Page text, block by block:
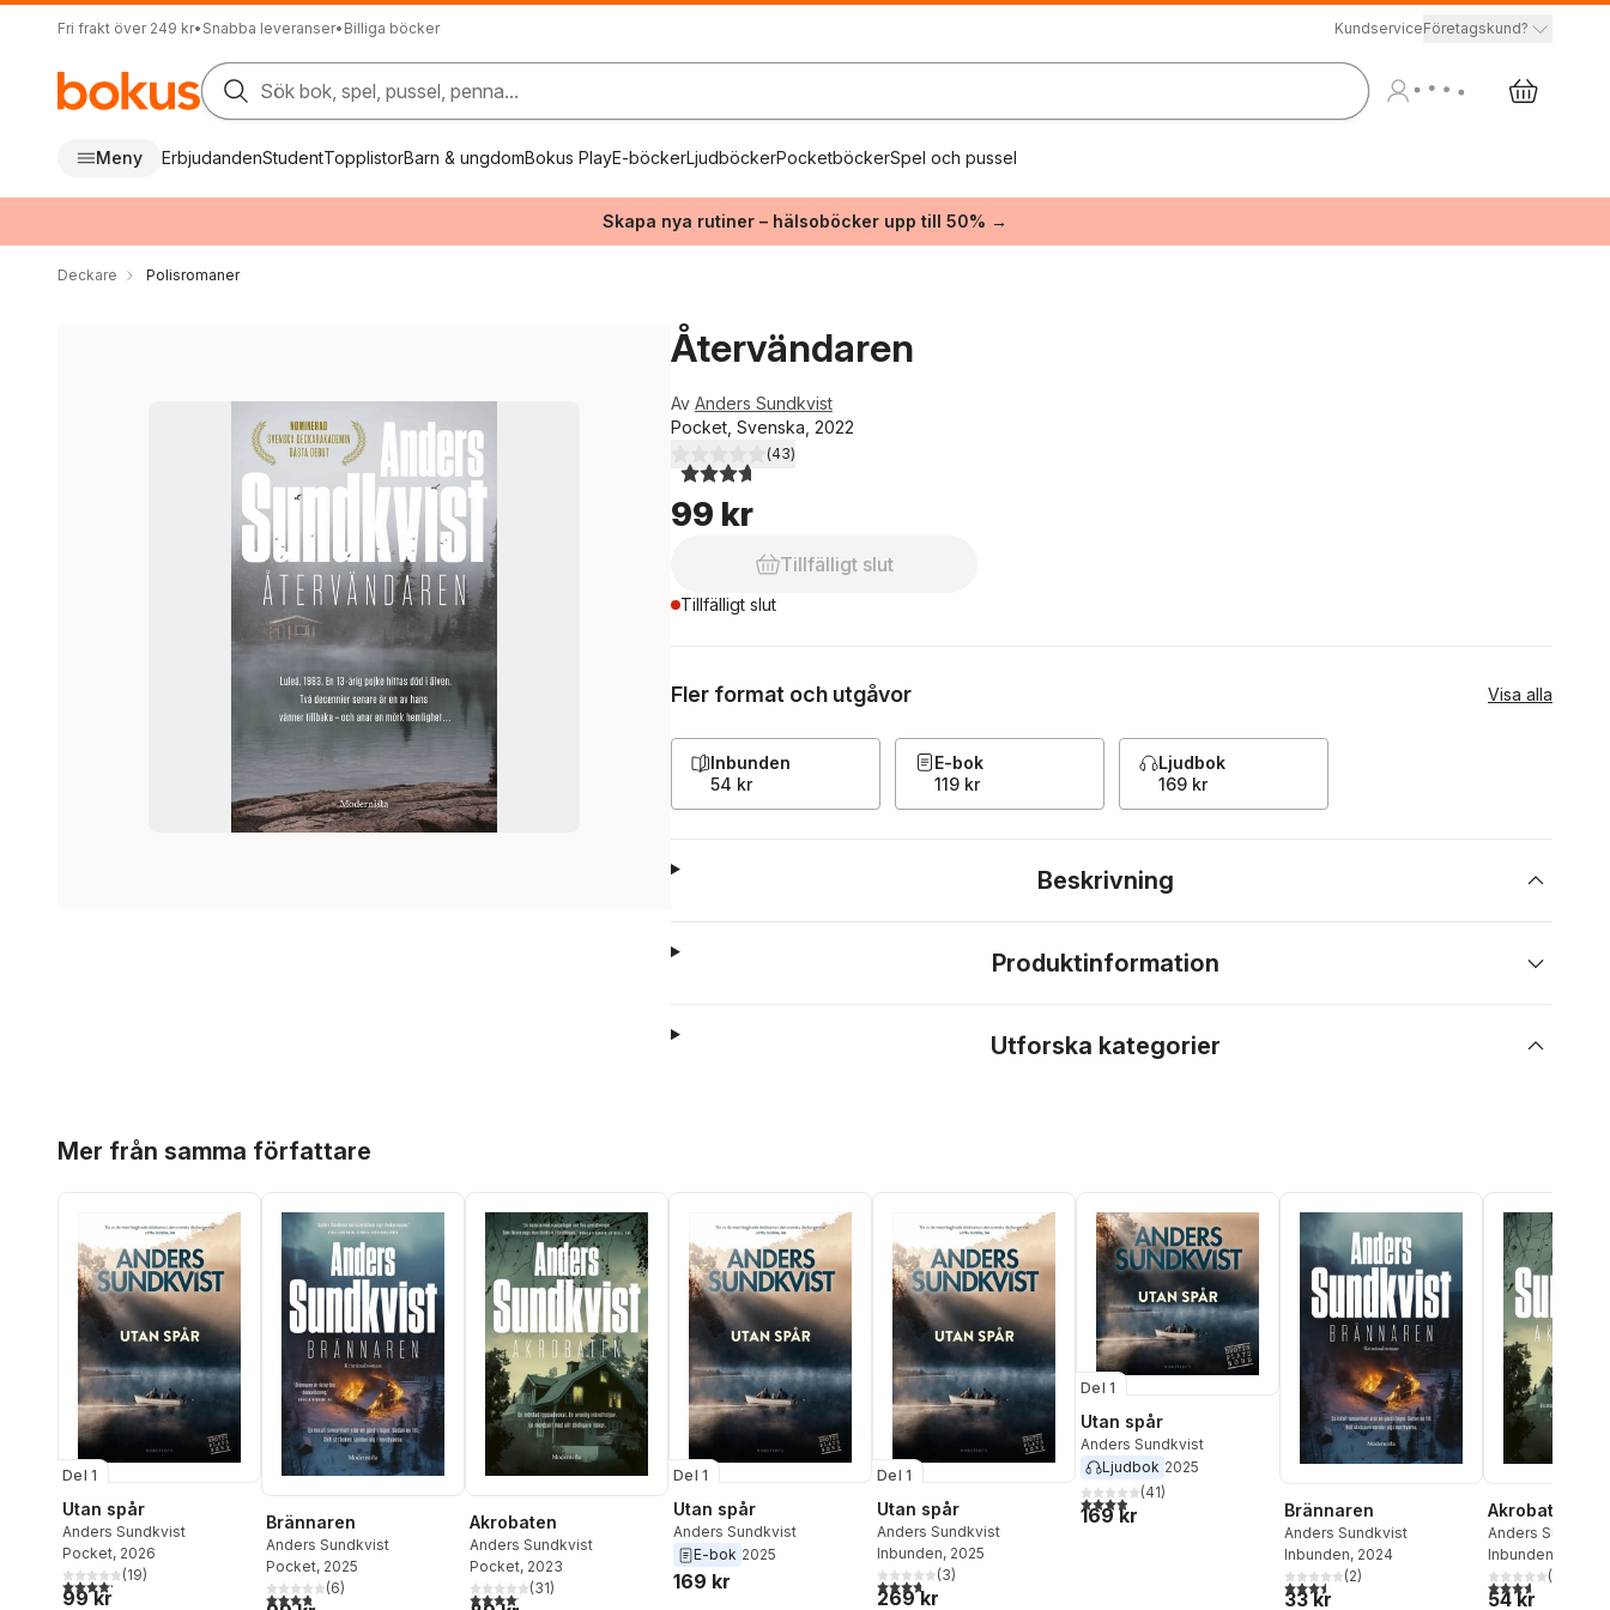
Fri frakt över 249 kr• Snabba leveranser• Billiga böcker KundserviceFöretagskund?
Sök bok, spel, pussel, penna...
Meny ErbjudandenStudentTopplistorBarn & ungdomBokus PlayE-böckerLjudböckerPocketböckerSpel och pussel
Skapa nya rutiner – hälsoböcker upp till 50% →
Deckare Polisromaner
Återvändaren
Av Anders Sundkvist
Pocket, Svenska, 2022
3,7utav 5 stjärnor. Totalt antal röster:
(43)
99 kr
Tillfälligt slut
Tillfälligt slut
Fler format och utgåvor Visa alla
Inbunden
54 kr
E-bok
119 kr
Ljudbok
169 kr
Beskrivning
Produktinformation
Utforska kategorier
Mer från samma författare
Del 1
Utan spår
Anders Sundkvist
Pocket, 2026
4,2utav 5 stjärnor. Totalt antal röster:
(19)
99 kr
Brännaren
Anders Sundkvist
Pocket, 2025
3,8utav 5 stjärnor. Totalt antal röster:
(6)
Akrobaten
Anders Sundkvist
Pocket, 2023
4,1utav 5 stjärnor. Totalt antal röster:
(31)
Del 1
Utan spår
Anders Sundkvist
E-bok 2025
169 kr
Del 1
Utan spår
Anders Sundkvist
Inbunden, 2025
3,7utav 5 stjärnor. Totalt antal röster:
(3)
269 kr
Del 1
Utan spår
Anders Sundkvist
Ljudbok 2025
3,9utav 5 stjärnor. Totalt antal röster:
(41)
169 kr Brännaren
Anders Sundkvist
Inbunden, 2024
3,5utav 5 stjärnor. Totalt antal röster:
(2)
33 kr
Akrobaten
Anders Sundkvist
Inbunden
3,6utav 5(
54 kr